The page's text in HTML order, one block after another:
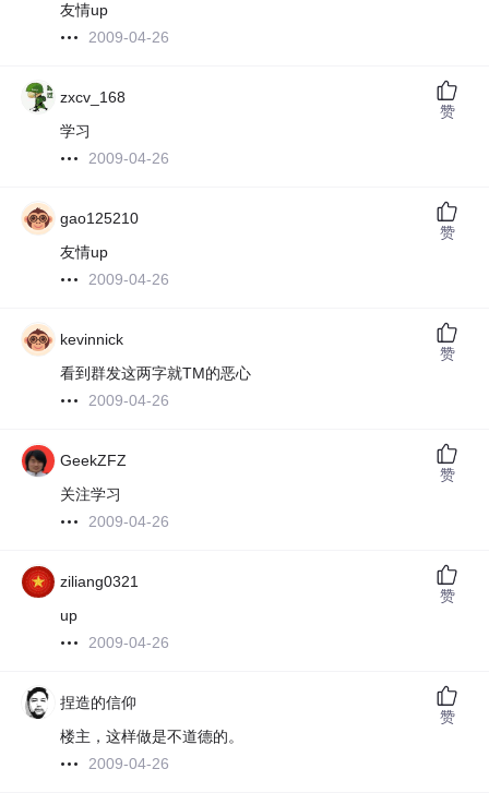
友情up
2009-04-26
zxcv_168
学习
2009-04-26
赞
gao125210
友情up
2009-04-26
赞
kevinnick
看到群发这两字就TM的恶心
2009-04-26
赞
GeekZFZ
关注学习
2009-04-26
赞
ziliang0321
up
2009-04-26
赞
捏造的信仰
楼主，这样做是不道德的。
2009-04-26
赞